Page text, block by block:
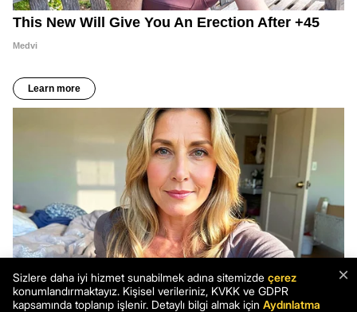
×
Sizlere daha iyi hizmet sunabilmek adına sitemizde çerez
konumlandırmaktayız. Kişisel verileriniz, KVKK ve GDPR
kapsamında toplanıp işlenir. Detaylı bilgi almak için Aydınlatma